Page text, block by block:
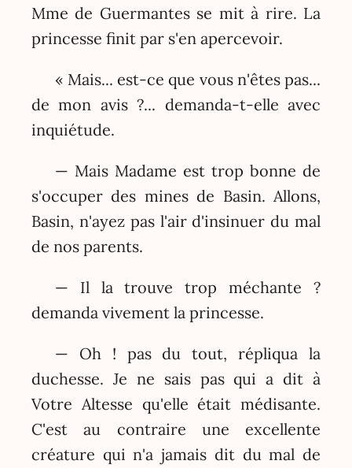
Mme de Guermantes se mit à rire. La
princesse finit par s'en apercevoir.
« Mais... est-ce que vous n'êtes pas...
de mon avis ?... demanda-t-elle avec
inquiétude.
— Mais Madame est trop bonne de
s'occuper des mines de Basin. Allons,
Basin, n'ayez pas l'air d'insinuer du mal
de nos parents.
— Il la trouve trop méchante ?
demanda vivement la princesse.
— Oh ! pas du tout, répliqua la
duchesse. Je ne sais pas qui a dit à
Votre Altesse qu'elle était médisante.
C'est au contraire une excellente
créature qui n'a jamais dit du mal de